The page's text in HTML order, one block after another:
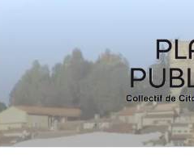
COLLECTIF DE